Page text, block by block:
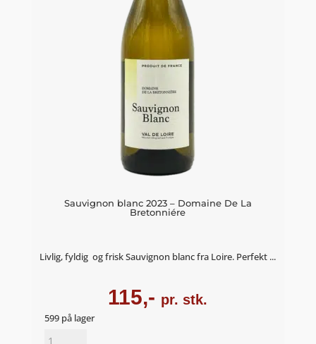
Sauvignon blanc 2023 – Domaine De La
Bretonniére
Livlig, fyldig og frisk Sauvignon blanc fra Loire. Perfekt ...
115,- pr. stk.
599 på lager
Sauvignon